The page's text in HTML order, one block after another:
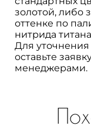
золотой, либо
оттенке по
нитрида
Для
оставьте
менеджерами.